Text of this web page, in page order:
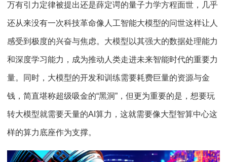
万有引力定律被提出还是薛定谔的量子力学方程面世，几乎
还从来没有一次科技革命像人工智能大模型的问世这样让人
感受到极度的兴奋与焦虑。大模型以其强大的数据处理能力
和深度学习能力，成为推动人类走进未来智能时代的重要力
量。同时，大模型的开发和训练需要耗费巨量的资源与金
钱，简直堪称超级吸金的“黑洞” ，但更为重要的是，想要玩
转大模型就需要天量的AI 算力，这就需要像大型智算中心这
样的算力底座作为支撑。